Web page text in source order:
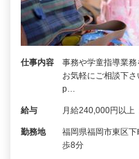
仕事内容
事務や学童指導業務
お気軽にご相談下
p…
給与 月給240,000円以上
勤務地
福岡県福岡市東区
歩8分